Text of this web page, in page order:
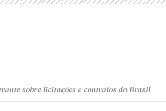
sobre licitações e contratos do Brasil